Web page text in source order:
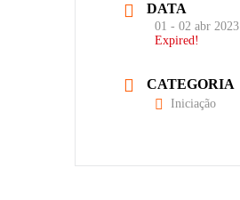
DATA
01 - 02 abr 2023
Expired!
CATEGORIA
Iniciação